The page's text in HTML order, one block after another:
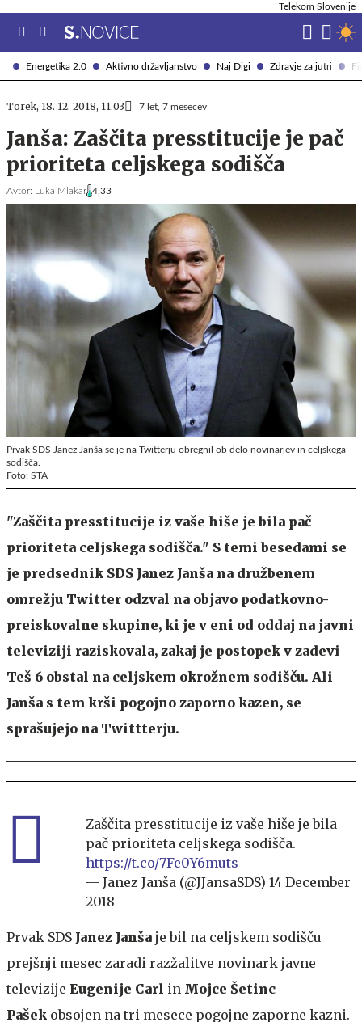
Energetika 2.0 Aktivno državljanstvo Naj Digi Zdravje za jutri
Telekom Slovenije
Torek, 18. 12. 2018, 11.03 7 let, 7 mesecev
Janša: Zaščita presstitucije je pač
prioriteta celjskega sodišča
Avtor: Luka Mlakar 4,33
Prvak SDS Janez Janša se je na Twitterju obregnil ob delo novinarjev in celjskega
sodišča.
Foto: STA
"Zaščita presstitucije iz vaše hiše je bila pač
prioriteta celjskega sodišča." S temi besedami se
je predsednik SDS Janez Janša na družbenem
omrežju Twitter odzval na objavo podatkovno-
preiskovalne skupine, ki je v eni od oddaj na javni
televiziji raziskovala, zakaj je postopek v zadevi
Teš 6 obstal na celjskem okrožnem sodišču. Ali
Janša s tem krši pogojno zaporno kazen, se
sprašujejo na Twittterju.
Zaščita presstitucije iz vaše hiše je bila
pač prioriteta celjskega sodišča.
https://t.co/7Fe0Y6muts
— Janez Janša (@JJansaSDS) 14 December
2018
Prvak SDS Janez Janša je bil na celjskem sodišču
prejšnji mesec zaradi razžalitve novinark javne
televizije Eugenije Carl in Mojce Šetinc
Pašek obsojen na tri mesece pogojne zaporne kazni.